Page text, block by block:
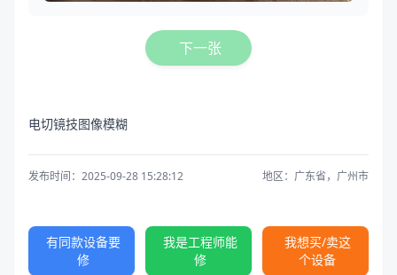
下一张
电切镜技图像模糊
发布时间：2025-09-28 15:28:12 地区：广东省，广州市
有同款设备要
修
我是工程师能
修
我想买/卖这
个设备